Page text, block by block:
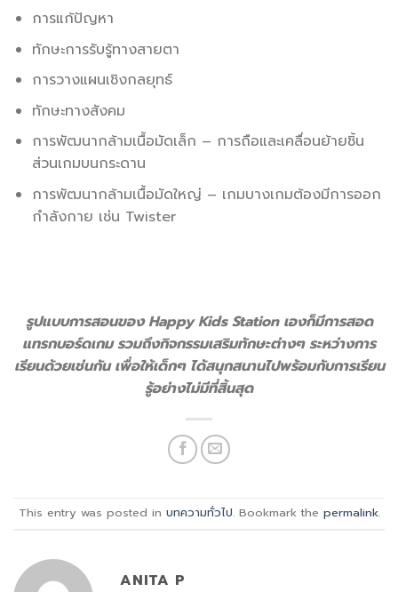
การแก้ปัญหา
ทักษะการรับรู้ทางสายตา
การวางแผนเชิงกลยุทธ์
ทักษะทางสังคม
การพัฒนากล้ามเนื้อมัดเล็ก – การถือและเคลื่อนย้ายชิ้น
ส่วนเกมบนกระดาน
การพัฒนากล้ามเนื้อมัดใหญ่ – เกมบางเกมต้องมีการออก
กำลังกาย เช่น Twister
รูปแบบการสอนของ Happy Kids Station เองก็มีการสอด
แทรกบอร์ดเกม รวมถึงกิจกรรมเสริมทักษะต่างๆ ระหว่างการ
เรียนด้วยเช่นกัน เพื่อให้เด็กๆ ได้สนุกสนานไปพร้อมกับการเรียน
รู้อย่างไม่มีที่สิ้นสุด
This entry was posted in บทความทั่วไป. Bookmark the permalink.
ANITA P